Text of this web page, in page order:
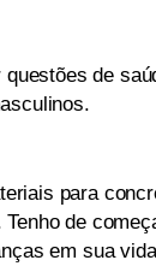
de
para
de
em sua